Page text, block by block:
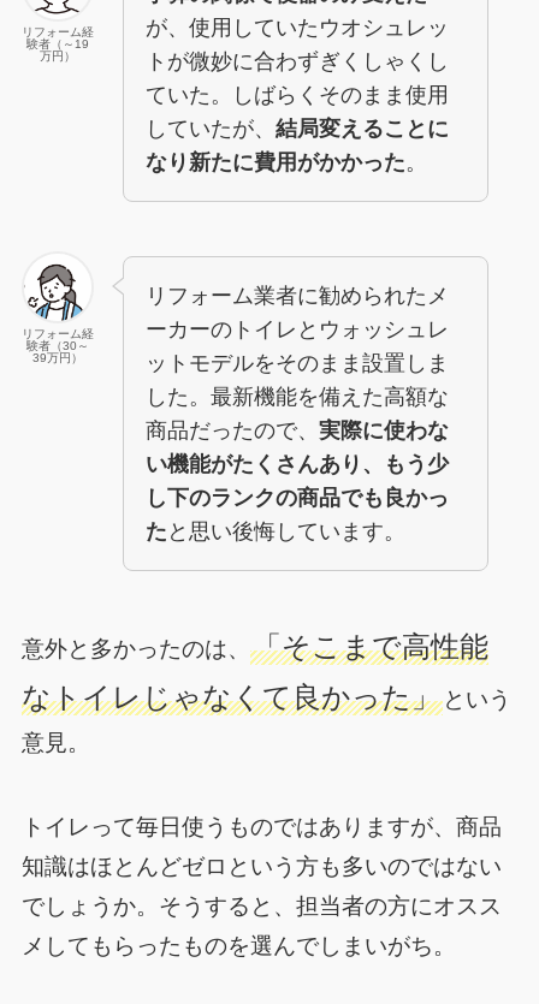
リフォーム経
験者（～19
万円）
が、使用していたウオシュレッ
トが微妙に合わずぎくしゃくし
ていた。しばらくそのまま使用
していたが、 結局変えることに
なり新たに費用がかかった。
リフォーム経
験者（30～
39万円）
リフォーム業者に勧められたメ
ーカーのトイレとウォッシュレ
ットモデルをそのまま設置しま
した。最新機能を備えた高額な
商品だったので、 実際に使わな
い機能がたくさんあり、もう少
し下のランクの商品でも良かっ
た と思い後悔しています。
意外と多かったのは、 「そこまで高性能
なトイレじゃなくて良かった」という
意見。
トイレって毎日使うものではありますが、商品
知識はほとんどゼロという方も多いのではない
でしょうか。そうすると、担当者の方にオスス
メしてもらったものを選んでしまいがち。